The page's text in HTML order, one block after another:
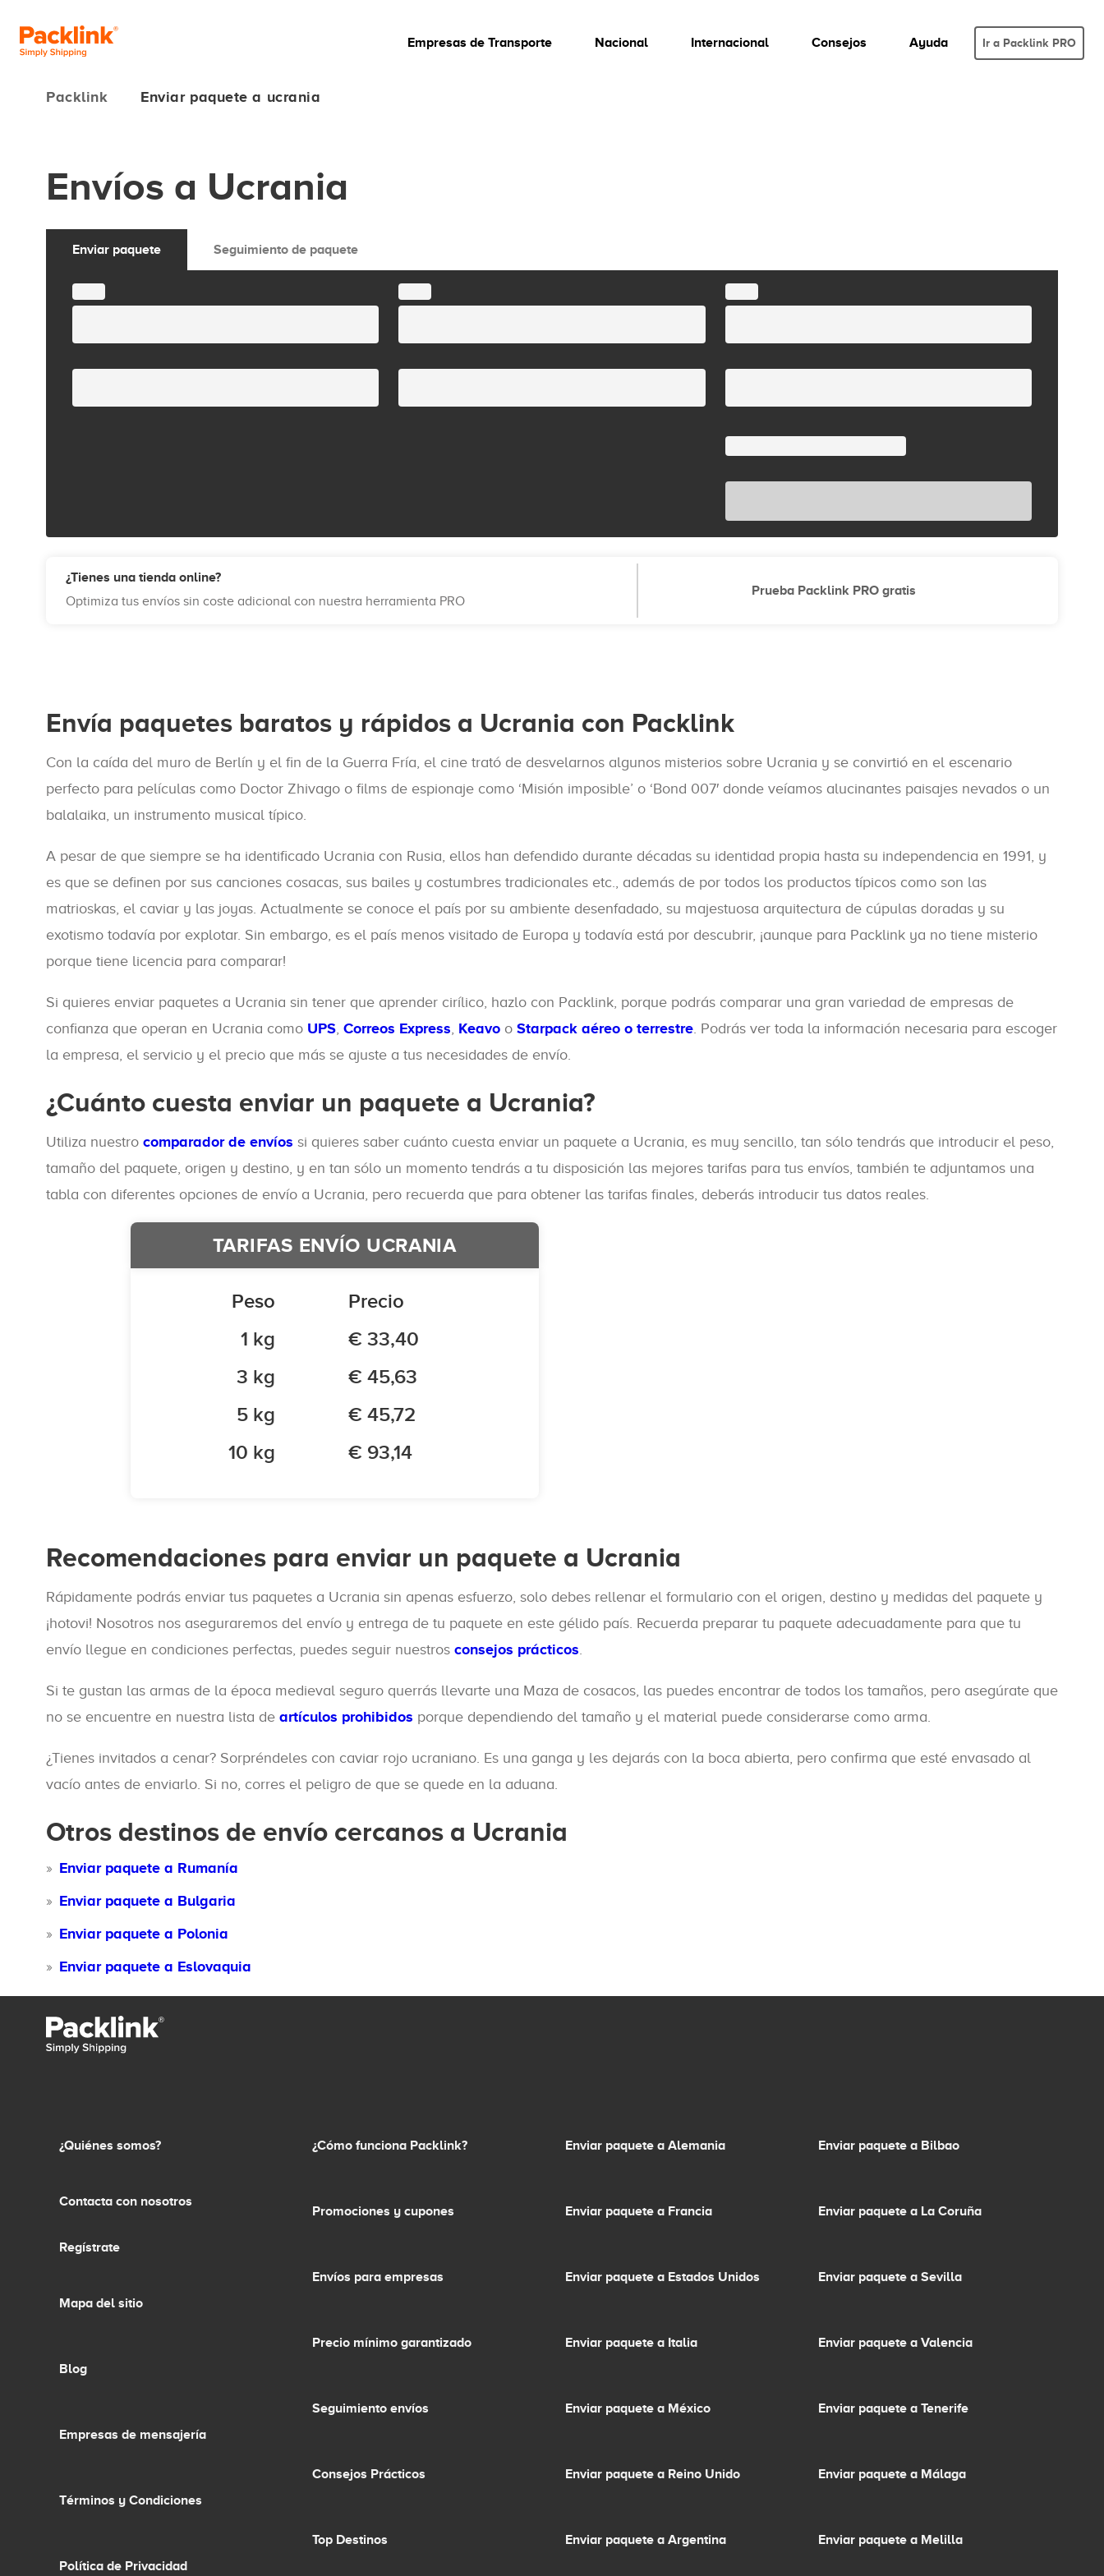
Empresas de Transporte Nacional Internacional Consejos Ayuda Ir a Packlink PRO
Packlink Enviar paquete a ucrania
Envíos a Ucrania
Enviar paquete Seguimiento de paquete
¿Tienes una tienda online?
Optimiza tus envíos sin coste adicional con nuestra herramienta PRO
Prueba Packlink PRO gratis
Envía paquetes baratos y rápidos a Ucrania con Packlink
Con la caída del muro de Berlín y el fin de la Guerra Fría, el cine trató de desvelarnos algunos misterios sobre Ucrania y se convirtió en el escenario
perfecto para películas como Doctor Zhivago o films de espionaje como ‘Misión imposible’ o ‘Bond 007′ donde veíamos alucinantes paisajes nevados o un
balalaika, un instrumento musical típico.
A pesar de que siempre se ha identificado Ucrania con Rusia, ellos han defendido durante décadas su identidad propia hasta su independencia en 1991, y
es que se definen por sus canciones cosacas, sus bailes y costumbres tradicionales etc., además de por todos los productos típicos como son las
matrioskas, el caviar y las joyas. Actualmente se conoce el país por su ambiente desenfadado, su majestuosa arquitectura de cúpulas doradas y su
exotismo todavía por explotar. Sin embargo, es el país menos visitado de Europa y todavía está por descubrir, ¡aunque para Packlink ya no tiene misterio
porque tiene licencia para comparar!
Si quieres enviar paquetes a Ucrania sin tener que aprender cirílico, hazlo con Packlink, porque podrás comparar una gran variedad de empresas de
confianza que operan en Ucrania como UPS, Correos Express, Keavo o Starpack aéreo o terrestre. Podrás ver toda la información necesaria para escoger
la empresa, el servicio y el precio que más se ajuste a tus necesidades de envío.
¿Cuánto cuesta enviar un paquete a Ucrania?
Utiliza nuestro comparador de envíos si quieres saber cuánto cuesta enviar un paquete a Ucrania, es muy sencillo, tan sólo tendrás que introducir el peso,
tamaño del paquete, origen y destino, y en tan sólo un momento tendrás a tu disposición las mejores tarifas para tus envíos, también te adjuntamos una
tabla con diferentes opciones de envío a Ucrania, pero recuerda que para obtener las tarifas finales, deberás introducir tus datos reales.
TARIFAS ENVÍO UCRANIA
Peso
Precio
1 kg
€ 33,40
3 kg
€ 45,63
5 kg
€ 45,72
10 kg
€ 93,14
Recomendaciones para enviar un paquete a Ucrania
Rápidamente podrás enviar tus paquetes a Ucrania sin apenas esfuerzo, solo debes rellenar el formulario con el origen, destino y medidas del paquete y
¡hotovi! Nosotros nos aseguraremos del envío y entrega de tu paquete en este gélido país. Recuerda preparar tu paquete adecuadamente para que tu
envío llegue en condiciones perfectas, puedes seguir nuestros consejos prácticos.
Si te gustan las armas de la época medieval seguro querrás llevarte una Maza de cosacos, las puedes encontrar de todos los tamaños, pero asegúrate que
no se encuentre en nuestra lista de artículos prohibidos porque dependiendo del tamaño y el material puede considerarse como arma.
¿Tienes invitados a cenar? Sorpréndeles con caviar rojo ucraniano. Es una ganga y les dejarás con la boca abierta, pero confirma que esté envasado al
vacío antes de enviarlo. Si no, corres el peligro de que se quede en la aduana.
Otros destinos de envío cercanos a Ucrania
Enviar paquete a Rumanía
Enviar paquete a Bulgaria
Enviar paquete a Polonia
Enviar paquete a Eslovaquia
¿Quiénes somos?
Contacta con nosotros
Regístrate
Mapa del sitio
Blog
Empresas de mensajería
Términos y Condiciones
Política de Privacidad
¿Cómo funciona Packlink?
Promociones y cupones
Envíos para empresas
Precio mínimo garantizado
Seguimiento envíos
Consejos Prácticos
Top Destinos
Enviar paquete a Alemania
Enviar paquete a Francia
Enviar paquete a Estados Unidos
Enviar paquete a Italia
Enviar paquete a México
Enviar paquete a Reino Unido
Enviar paquete a Argentina
Enviar paquete a Bilbao
Enviar paquete a La Coruña
Enviar paquete a Sevilla
Enviar paquete a Valencia
Enviar paquete a Tenerife
Enviar paquete a Málaga
Enviar paquete a Melilla